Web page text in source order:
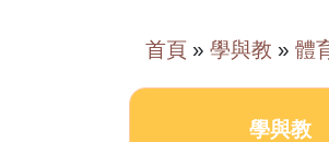
首頁 » 學與教 » 體
學與教